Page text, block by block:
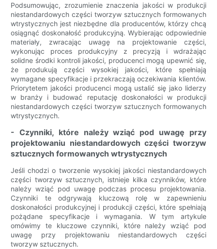
Podsumowując, zrozumienie znaczenia jakości w produkcji
niestandardowych części tworzyw sztucznych formowanych
wtrystycznych jest niezbędne dla producentów, którzy chcą
osiągnąć doskonałość produkcyjną. Wybierając odpowiednie
materiały, zwracając uwagę na projektowanie części,
wykonując proces produkcyjny z precyzją i wdrażając
solidne środki kontroli jakości, producenci mogą upewnić się,
że produkują części wysokiej jakości, które spełniają
wymagane specyfikacje i przekraczają oczekiwania klientów.
Priorytetem jakości producenci mogą ustalić się jako liderzy
w branży i budować reputację doskonałości w produkcji
niestandardowych części tworzyw sztucznych formowanych
wtrystycznych.
- Czynniki, które należy wziąć pod uwagę przy
projektowaniu niestandardowych części tworzyw
sztucznych formowanych wtrystycznych
Jeśli chodzi o tworzenie wysokiej jakości niestandardowych
części tworzyw sztucznych, istnieje kilka czynników, które
należy wziąć pod uwagę podczas procesu projektowania.
Czynniki te odgrywają kluczową rolę w zapewnieniu
doskonałości produkcyjnej i produkcji części, które spełniają
pożądane specyfikacje i wymagania. W tym artykule
omówimy te kluczowe czynniki, które należy wziąć pod
uwagę przy projektowaniu niestandardowych części
tworzyw sztucznych.